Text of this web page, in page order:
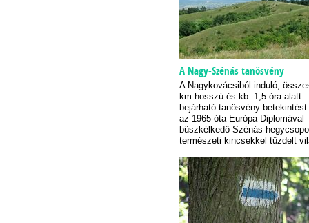
A Nagy-Szénás tanösvény
A Nagykovácsiból induló,
km hosszú és kb. 1,5 óra alatt
bejárható tanösvény
az 1965-óta Európa Diplomával
büszkélkedő Szénás-
természeti kincsekkel tűzdelt